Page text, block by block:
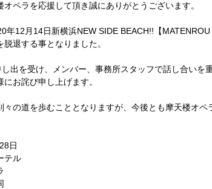
オペラを応援して頂き誠にありがとうございます。
年12月14日新横浜NEW SIDE BEACH!!【
脱退する事となりました。
出を受け、メンバー、事務所スタッフで話し合いを
にお詫び申し上げます。
々の道を歩むこととなりますが、今後とも摩天楼オ
日
テル